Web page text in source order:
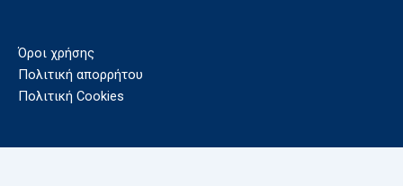
Όροι χρήσης
Πολιτική απορρήτου
Πολιτική Cookies